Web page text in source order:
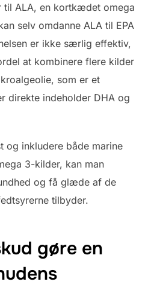
til ALA, en kortkædet omega
selv omdanne ALA til EPA
er ikke særlig effektiv,
at kombinere flere kilder
som er et
direkte indeholder DHA og
og inkludere både marine
3-kilder, kan man
og få glæde af de
tilbyder.
gøre en